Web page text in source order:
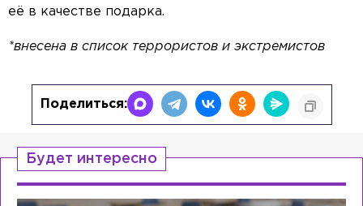
её в качестве подарка.
*внесена в список террористов и экстремистов
Поделиться:
Будет интересно